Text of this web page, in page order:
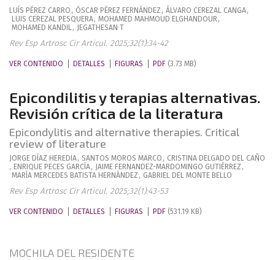
LUÍS PÉREZ CARRO , ÓSCAR PÉREZ FERNÁNDEZ , ÁLVARO CEREZAL CANGA,
LUIS CEREZAL PESQUERA, MOHAMED MAHMOUD ELGHANDOUR,
MOHAMED KANDIL, JEGATHESAN T
Rev Esp Artrosc Cir Articul. 2025;32(1):34-42
VER CONTENIDO DETALLES FIGURAS PDF (3.73 MB)
Epicondilitis y terapias alternativas.
Revisión crítica de la literatura
Epicondylitis and alternative therapies. Critical
review of literature
JORGE DÍAZ HEREDIA, SANTOS MOROS MARCO , CRISTINA DELGADO DEL CAÑO
, ENRIQUE PECES GARCÍA, JAIME FERNANDEZ-MARDOMINGO GUTIÉRREZ ,
MARÍA MERCEDES BATISTA HERNÁNDEZ , GABRIEL DEL MONTE BELLO
Rev Esp Artrosc Cir Articul. 2025;32(1):43-53
VER CONTENIDO DETALLES FIGURAS PDF (531.19 KB)
MOCHILA DEL RESIDENTE